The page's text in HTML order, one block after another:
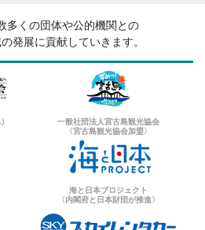
多くの団体や公的機関との
発展に貢献していきます。
一般社団法人宮古島観光協会
〈宮古島観光協会加盟〉
海と日本プロジェクト
〈内閣府と日本財団が推進〉